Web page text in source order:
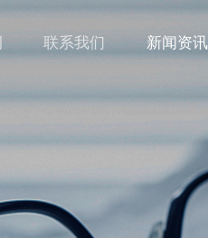
联系我们 新闻资讯